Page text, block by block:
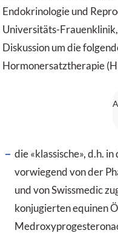
Endokrinologie und
Universitäts-
Diskussion um die
Hormonersatztherapie
die «klassische», d.h.
vorwiegend von der
und von Swissmedic
konjugierten equinen